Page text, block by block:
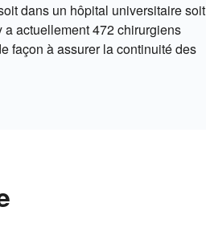
dans un hôpital universitaire soit
actuellement 472 chirurgiens
façon à assurer la continuité des